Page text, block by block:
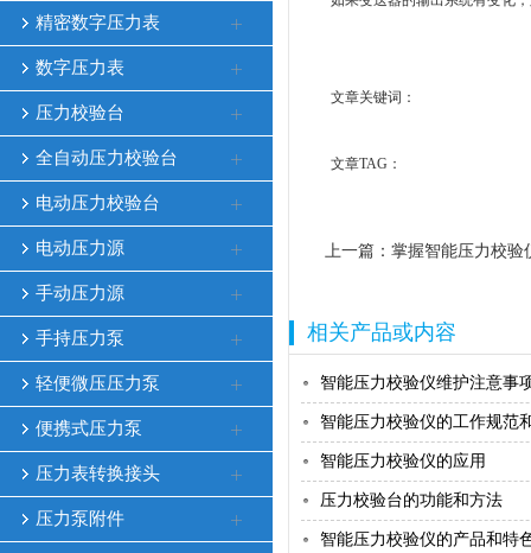
精密数字压力表
数字压力表
压力校验台
全自动压力校验台
电动压力校验台
电动压力源
手动压力源
手持压力泵
轻便微压压力泵
便携式压力泵
压力表转换接头
压力泵附件
文章关键词：
文章TAG：
上一篇： 掌握智能压力校验
相关产品或内容
智能压力校验仪维护注意事
智能压力校验仪的工作规范
智能压力校验仪的应用
压力校验台的功能和方法
智能压力校验仪的产品和特